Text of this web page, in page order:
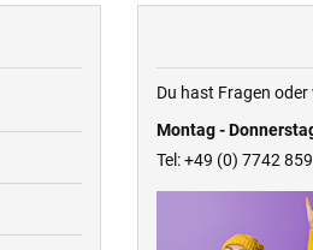
Du hast Fragen
Montag -
Tel: +49 (0) 7742